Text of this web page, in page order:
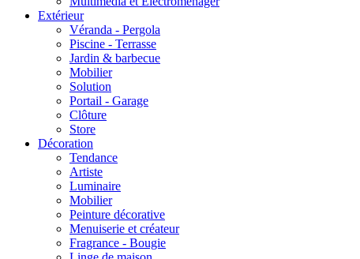
Extérieur
Véranda - Pergola
Piscine - Terrasse
Jardin & barbecue
Mobilier
Solution
Portail - Garage
Clôture
Store
Décoration
Tendance
Artiste
Luminaire
Mobilier
Peinture décorative
Menuiserie et créateur
Fragrance - Bougie